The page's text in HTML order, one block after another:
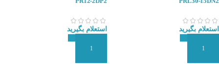
استعلام بگیرید استعلام بگیرید